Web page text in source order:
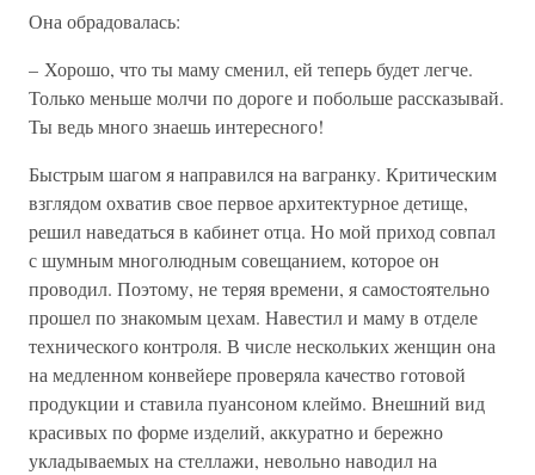
Она обрадовалась:
– Хорошо, что ты маму сменил, ей теперь будет легче.
Только меньше молчи по дороге и побольше рассказывай.
Ты ведь много знаешь интересного!
Быстрым шагом я направился на вагранку. Критическим
взглядом охватив свое первое архитектурное детище,
решил наведаться в кабинет отца. Но мой приход совпал
с шумным многолюдным совещанием, которое он
проводил. Поэтому, не теряя времени, я самостоятельно
прошел по знакомым цехам. Навестил и маму в отделе
технического контроля. В числе нескольких женщин она
на медленном конвейере проверяла качество готовой
продукции и ставила пуансоном клеймо. Внешний вид
красивых по форме изделий, аккуратно и бережно
укладываемых на стеллажи, невольно наводил на